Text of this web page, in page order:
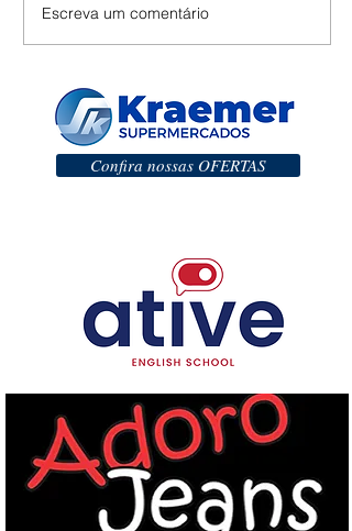
Escreva um comentário
Confira nossas OFERTAS